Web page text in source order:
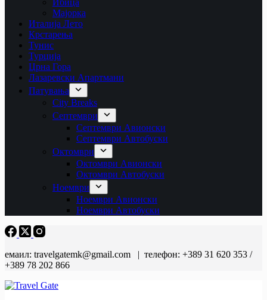
Ибица
Мајорка
Италија Лето
Крстарења
Тунис
Турција
Црна Гора
Лазаревски Апартмани
Патувања
City Breaks
Септември
Септември Авионски
Септември Автобуски
Октомври
Октомври Авионски
Октомври Автобуски
Ноември
Ноември Авионски
Ноември Автобуски
емаил: travelgatemk@gmail.com | телефон: +389 31 620 353 /
+389 78 202 866